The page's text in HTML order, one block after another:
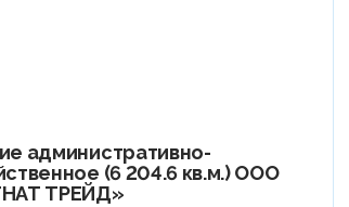
административно-
(6 204.6 кв.м.) ООО
ТРЕЙД»